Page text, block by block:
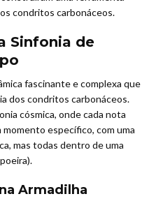
condritos carbonáceos.
Sinfonia de
fascinante e complexa que
dos condritos carbonáceos.
cósmica, onde cada nota
específico, com uma
mas todas dentro de uma
Armadilha